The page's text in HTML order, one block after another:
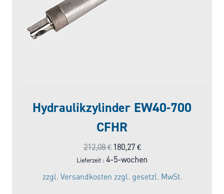
Hydraulikzylinder EW40-700
CFHR
212,08€ Ursprünglicher
Preis
war:
212,08 €
180,27 €Aktueller
Preis
Lieferzeit : 4-5-wochen
zzgl. Versandkosten zzgl. gesetzl. MwSt.